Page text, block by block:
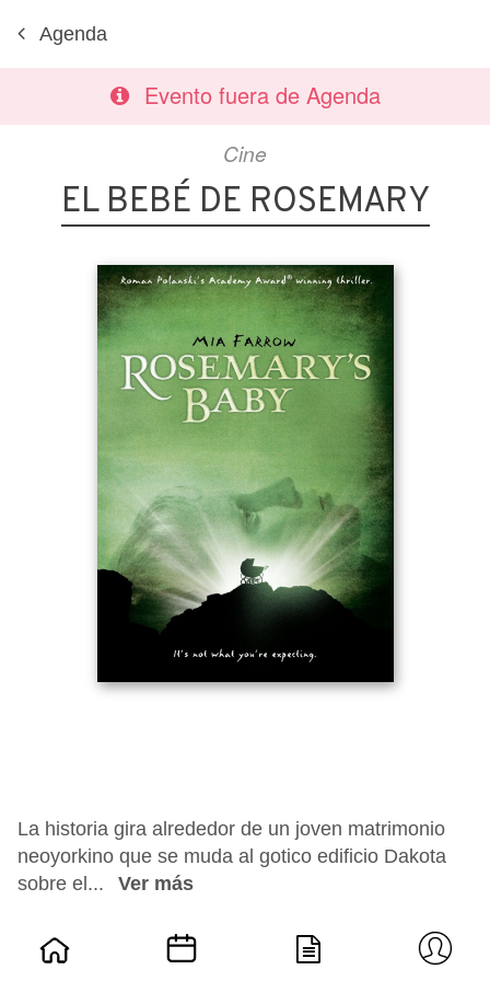
Agenda
Evento fuera de Agenda
Cine
EL BEBÉ DE ROSEMARY
La historia gira alrededor de un joven matrimonio
neoyorkino que se muda al gotico edificio Dakota
sobre el...
Ver más